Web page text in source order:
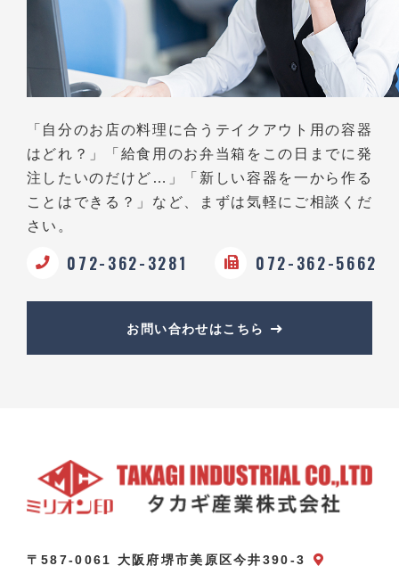
「自分のお店の料理に合うテイクアウト用の容器
はどれ？」
「給食用のお弁当箱をこの日までに発
注したいのだけど…」
「新しい容器を一から作る
ことはできる？」など、
まずは気軽にご相談くだ
さい。
072-362-3281 072-362-5662
お問い合わせはこちら
〒587-0061 大阪府堺市美原区今井390-3